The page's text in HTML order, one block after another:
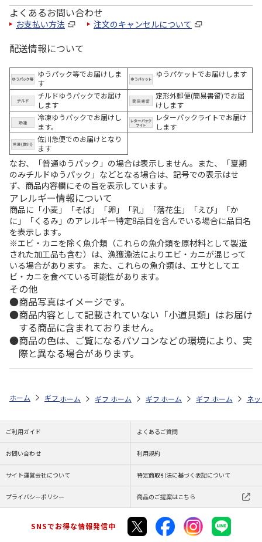
よくあるお問い合わせ
お支払い方法 注文のキャンセルについて
配送情報について
ゆうパック等でお届けしま
す
ゆうパケットでお届けします
チルドゆうパックでお届け
します
定形外郵便(簡易書留)でお届
けします
冷凍ゆうパックでお届けし
ます。
レターパックライトでお届け
します
佐川急便でのお届けとなり
ます
なお、「普通ゆうパック」の場合は表示しません。また、「夏期
のみチルドゆうパック」などとなる場合は、記号での表示はせ
ず、商品内容欄にその旨を表示しています。
アレルギー情報について
商品に「小麦」「そば」「卵」「乳」「落花生」「えび」「か
に」「くるみ」のアレルギー特定8品目を含んでいる場合に品目名
を表示します。
※エビ・カニを除く魚介類（これらの魚介類を原材料として製造
された加工品も含む）は、漁獲漁法によりエビ・カニが混じって
いる場合があります。 また、これらの魚介類は、エサとしてエ
ビ・カニを食べている可能性があります。
その他
商品写真はイメージです。
商品内容として記載されていない「小道具類」はお届け
する商品に含まれておりません。
商品の色は、ご覧になるパソコンなどの環境により、実
際と異なる場合があります。
ホーム ギフト通販 内祝い・お返し 法要・香典返し 予算で探す
ホーム ギフト通販 お祝い・贈りもの 献花・お悔や
ホーム ギフト通販 お祝い・贈りもの
ホーム ギフト通販 お
ホーム ネ
ご利用ガイド よくあるご質問
お問い合わせ 利用規約
サイト運営会社について 特定商取引法に基づく表記について
プライバシーポリシー 商品のご提案はこちら
SNSでお得な情報発信中